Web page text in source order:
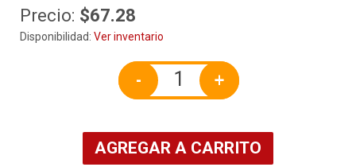
Precio: $67.28
Disponibilidad: Ver inventario
- +
AGREGAR A CARRITO